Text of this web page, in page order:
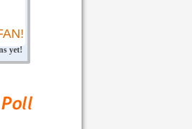
yet!